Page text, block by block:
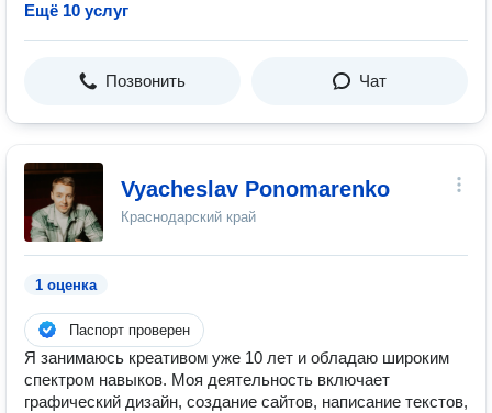
Ещё 10 услуг
Позвонить Чат
Vyacheslav Ponomarenko
Краснодарский край
1 оценка
Паспорт проверен
Я занимаюсь креативом уже 10 лет и обладаю широким
спектром навыков. Моя деятельность включает
графический дизайн, создание сайтов, написание текстов,